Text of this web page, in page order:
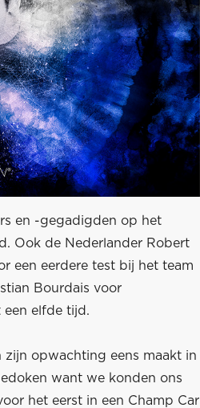
en -gegadigden op het
Ook de Nederlander Robert
een eerdere test bij het team
Bourdais voor
een elfde tijd.
opwachting eens maakt in
want we konden ons
het eerst in een Champ Car